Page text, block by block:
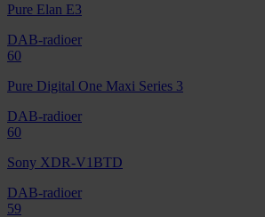
Pure Elan E3
DAB-radioer
60
Pure Digital One Maxi Series 3
DAB-radioer
60
Sony XDR-V1BTD
DAB-radioer
59